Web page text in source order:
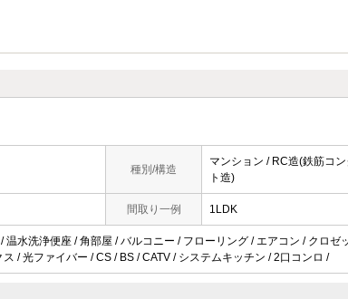
種別/構造
マンション / RC造(鉄筋コ
ト造)
間取り一例 1LDK
水洗浄便座 / 角部屋 / バルコニー / フローリング / エアコン / クロゼ
/ 光ファイバー / CS / BS / CATV / システムキッチン / 2口コンロ /